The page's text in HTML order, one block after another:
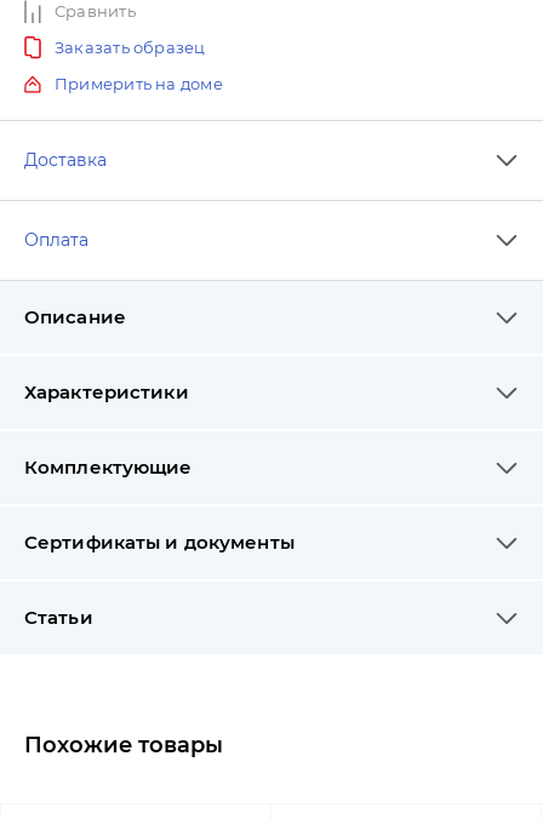
Сравнить
Заказать образец
Примерить на доме
Доставка
Оплата
Описание
Характеристики
Комплектующие
Сертификаты и документы
Статьи
Похожие товары